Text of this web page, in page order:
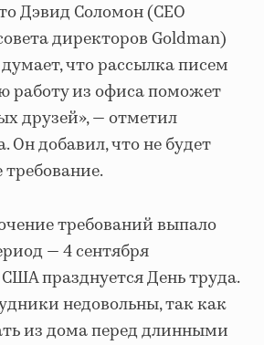
Дэвид Соломон (CEO
директоров Goldman)
что рассылка писем
работу из офиса поможет
друзей», — отметил
Он добавил, что не будет
требование.
требований выпало
— 4 сентября
празднуется День труда.
недовольны, так как
из дома перед длинными